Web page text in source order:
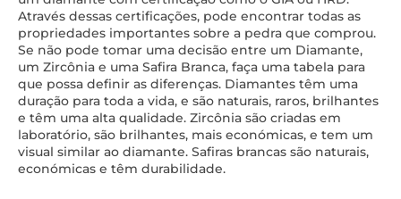
Através dessas certificações, pode encontrar todas as
propriedades importantes sobre a pedra que comprou.
Se não pode tomar uma decisão entre um Diamante,
um Zircônia e uma Safira Branca, faça uma tabela para
que possa definir as diferenças. Diamantes têm uma
duração para toda a vida, e são naturais, raros, brilhantes
e têm uma alta qualidade. Zircônia são criadas em
laboratório, são brilhantes, mais económicas, e tem um
visual similar ao diamante. Safiras brancas são naturais,
económicas e têm durabilidade.